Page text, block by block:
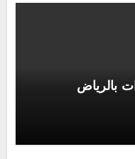
بالرياض